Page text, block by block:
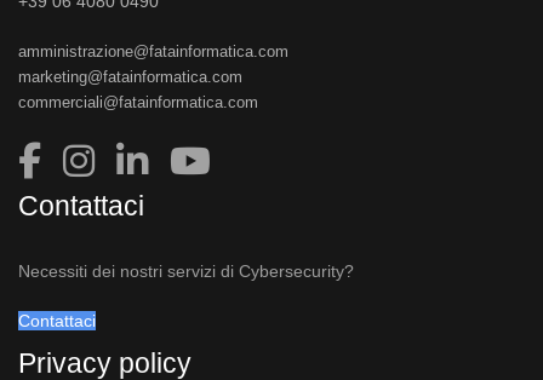
amministrazione@fatainformatica.com
marketing@fatainformatica.com
commerciali@fatainformatica.com
Contattaci
Necessiti dei nostri servizi di Cybersecurity?
Contattaci
Privacy policy